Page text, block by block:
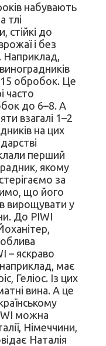
набувають
тлі
стійкі до
і без
Наприклад,
15 обробок. Це
часто
до 6–8. А
взагалі 1–2
на цих
перший
якому
за
що його
вирощувати у
До PIWI
– яскраво
має
Геліос. Із цих
вина. А це
можна
Німеччини,
Наталія